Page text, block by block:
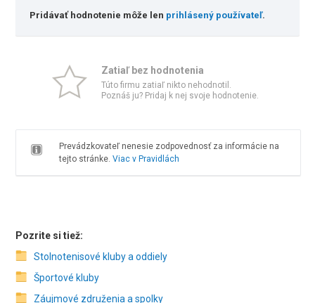
Pridávať hodnotenie môže len prihlásený používateľ.
Zatiaľ bez hodnotenia
Túto firmu zatiaľ nikto nehodnotil.
Poznáš ju? Pridaj k nej svoje hodnotenie.
Prevádzkovateľ nenesie zodpovednosť za informácie na
tejto stránke. Viac v Pravidlách
Pozrite si tiež:
Stolnotenisové kluby a oddiely
Športové kluby
Záujmové združenia a spolky